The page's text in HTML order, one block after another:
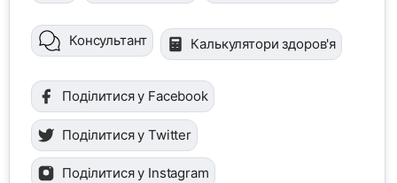
Консультант Калькулятори здоров'я
Поділитися у Facebook
Поділитися у Twitter
Поділитися у Instagram